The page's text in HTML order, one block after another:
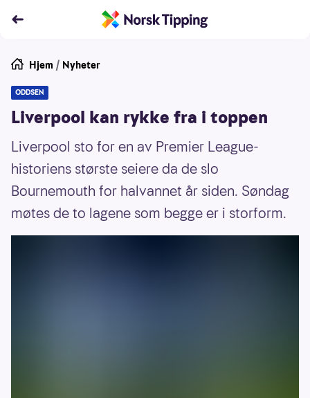
Hjem / Nyheter
ODDSEN
Liverpool kan rykke fra i toppen
Liverpool sto for en av Premier League-
historiens største seiere da de slo
Bournemouth for halvannet år siden. Søndag
møtes de to lagene som begge er i storform.